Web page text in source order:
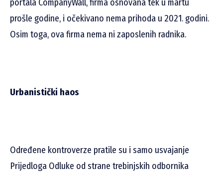
portala CompanyWall, firma osnovana tek u martu
prošle godine, i očekivano nema prihoda u 2021. godini.
Osim toga, ova firma nema ni zaposlenih radnika.
Urbanistički haos
Određene kontroverze pratile su i samo usvajanje
Prijedloga Odluke od strane trebinjskih odbornika